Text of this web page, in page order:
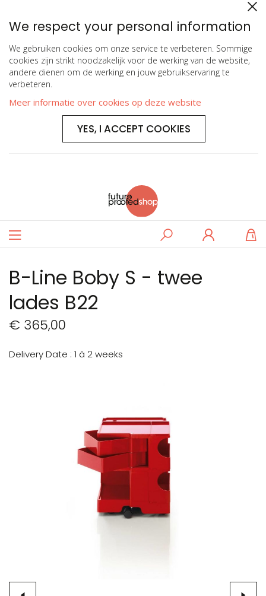
We respect your personal information
We gebruiken cookies om onze service te verbeteren. Sommige
cookies zijn strikt noodzakelijk voor de werking van de website,
andere dienen om de werking en jouw gebruikservaring te
verbeteren.
Meer informatie over cookies op deze website
YES, I ACCEPT COOKIES
Toggle
Zoeken
B-Line Boby S - twee
lades B22
€ 365,00
Delivery Date 1 à 2 weeks